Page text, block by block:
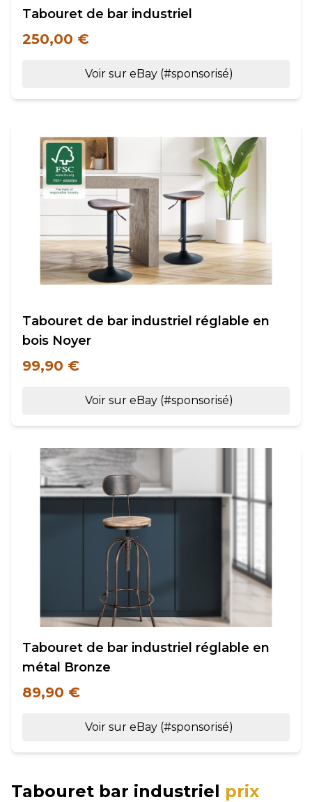
Tabouret de bar industriel
250,00 €
Voir sur eBay (#sponsorisé)
Tabouret de bar industriel réglable en
bois Noyer
99,90 €
Voir sur eBay (#sponsorisé)
Tabouret de bar industriel réglable en
métal Bronze
89,90 €
Voir sur eBay (#sponsorisé)
Tabouret bar industriel prix